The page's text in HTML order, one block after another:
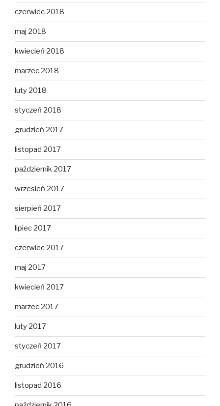
czerwiec 2018
maj 2018
kwiecień 2018
marzec 2018
luty 2018
styczeń 2018
grudzień 2017
listopad 2017
październik 2017
wrzesień 2017
sierpień 2017
lipiec 2017
czerwiec 2017
maj 2017
kwiecień 2017
marzec 2017
luty 2017
styczeń 2017
grudzień 2016
listopad 2016